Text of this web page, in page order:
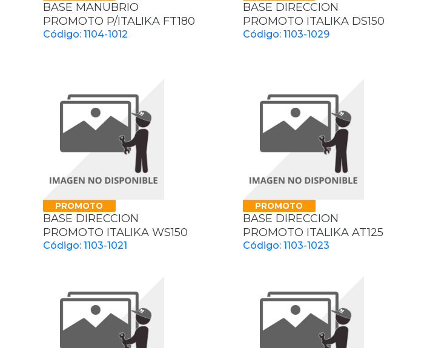
BASE MANUBRIO
PROMOTO P/ITALIKA FT180
Código: 1104-1012
BASE DIRECCION
PROMOTO ITALIKA DS150
Código: 1103-1029
PROMOTO
BASE DIRECCION
PROMOTO ITALIKA WS150
Código: 1103-1021
PROMOTO
BASE DIRECCION
PROMOTO ITALIKA AT125
Código: 1103-1023